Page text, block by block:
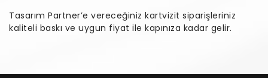
Tasarım Partner’e vereceğiniz kartvizit siparişleriniz
kaliteli baskı ve uygun fiyat ile kapınıza kadar gelir.